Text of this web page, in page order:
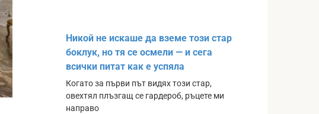
Никой не искаше да вземе този стар
боклук, но тя се осмели — и сега
всички питат как е успяла
Когато за първи път видях този стар,
овехтял плъзгащ се гардероб, ръцете ми
направо